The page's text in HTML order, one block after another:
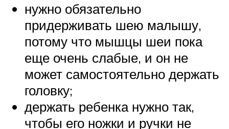
нужно обязательно
придерживать шею малышу,
потому что мышцы шеи пока
еще очень слабые, и он не
может самостоятельно держать
головку;
держать ребенка нужно так,
чтобы его ножки и ручки не